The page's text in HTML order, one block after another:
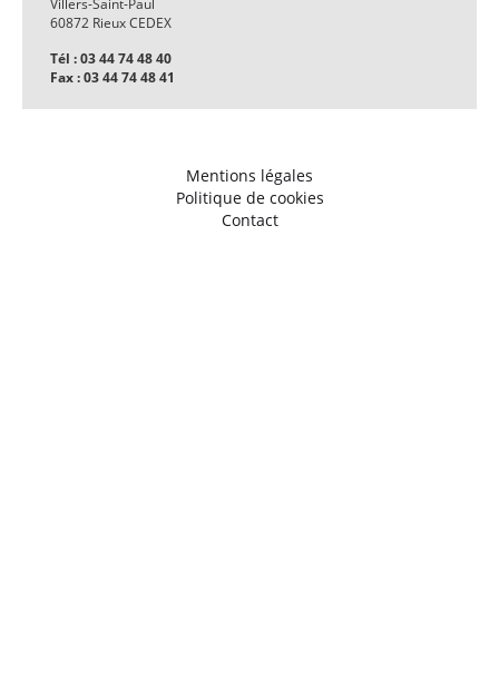
60872 Rieux CEDEX
Tél : 03 44 74 48 40
Fax : 03 44 74 48 41
Mentions légales
Politique de cookies
Contact